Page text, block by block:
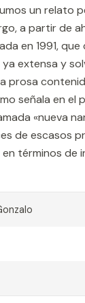
un relato
a partir de
en 1991,
extensa y
prosa
señala en el
«nueva
de escasos
términos de